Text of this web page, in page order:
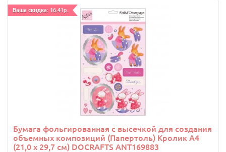
Ваша скидка: 16.41р.
Бумага фольгированная с высечкой для создания
объемных композиций (Папертоль) Кролик А4
(21,0 х 29,7 см) DOCRAFTS ANT169883